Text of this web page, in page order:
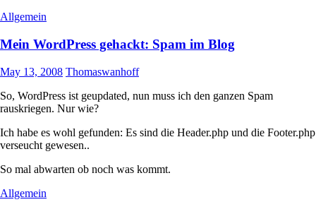
Allgemein
Mein WordPress gehackt: Spam im Blog
May 13, 2008 Thomaswanhoff
So, WordPress ist geupdated, nun muss ich den ganzen Spam
rauskriegen. Nur wie?
Ich habe es wohl gefunden: Es sind die Header.php und die Footer.php
verseucht gewesen..
So mal abwarten ob noch was kommt.
Allgemein